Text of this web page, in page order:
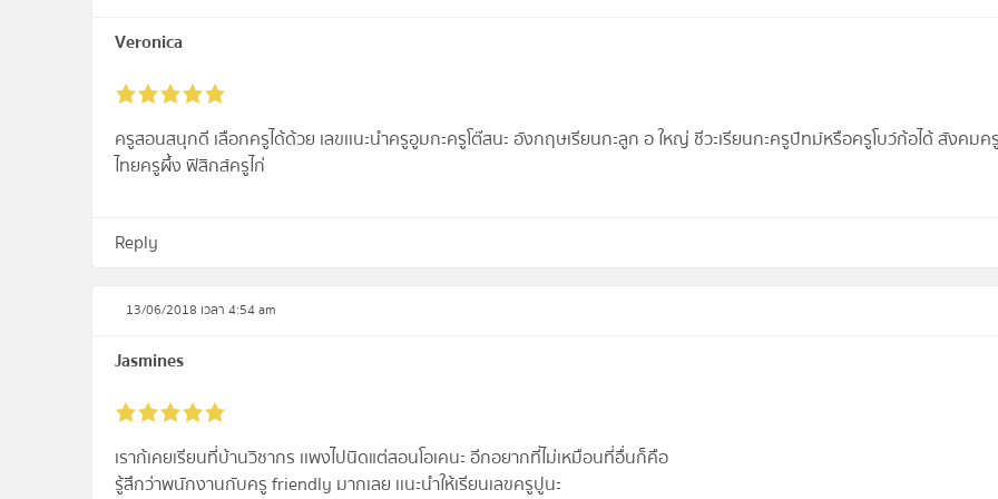
Veronica
ครูสอนสนุกดี เลือกครูได้ด้วย เลขเเนะนำครูอูมกะครูโต๊สนะ อังกฤษเรียนกะลูก อ ใหญ่ ชีวะเรียนกะครูปัทม์หรือครูโบว์ก้อได้ สังคม
ไทยครูผึ้ง ฟิสิกส์ครูไก่
Reply
13/06/2018 เวลา 4:54 am
Jasmines
เราก้เคยเรียนที่บ้านวิชากร เเพงไปนิดแต่สอนโอเคนะ อีกอยากที่ไม่เหมือนที่อื่นก็คือ
รู้สึกว่าพนักงานกับครู friendly มากเลย เเนะนำให้เรียนเลขครูปูนะ